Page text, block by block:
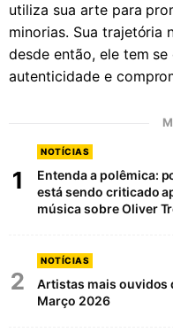
utiliza sua arte para
minorias. Sua trajetória
desde então, ele tem
autenticidade e
1
NOTÍCIAS
Entenda a polêmica:
está sendo criticado
música sobre Oliver
2
NOTÍCIAS
Artistas mais ouvidos
Março 2026